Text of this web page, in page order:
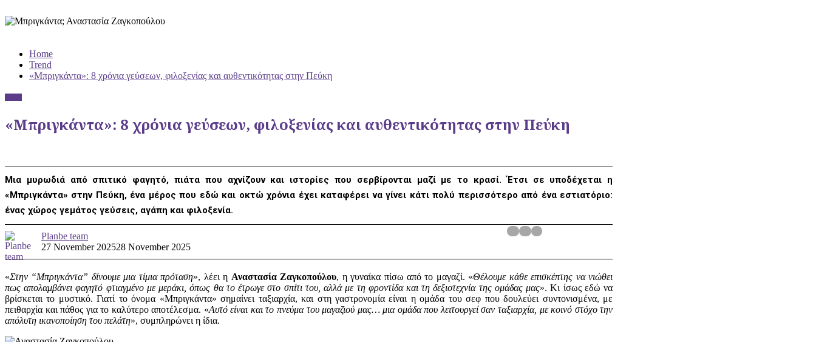
Home
Trend
«Μπριγκάντα»: 8 χρόνια γεύσεων, φιλοξενίας και αυθεντικότητας στην Πεύκη
«Μπριγκάντα»: 8 χρόνια γεύσεων, φιλοξενίας και αυθεντικότητας στην Πεύκη
Μια μυρωδιά από σπιτικό φαγητό, πιάτα που αχνίζουν και ιστορίες που σερβίρονται μαζί με το κρασί. Έτσι σε υποδέχεται η
«Μπριγκάντα» στην Πεύκη, ένα μέρος που εδώ και οκτώ χρόνια έχει καταφέρει να γίνει κάτι πολύ περισσότερο από ένα εστιατόριο:
ένας χώρος γεμάτος γεύσεις, αγάπη και φιλοξενία.
Planbe team
27 November 202528 November 2025
«Στην “Μπριγκάντα” δίνουμε μια τίμια πρόταση», λέει η Αναστασία Ζαγκοπούλου, η γυναίκα πίσω από το μαγαζί. «Θέλουμε κάθε επισκέπτης να νιώθει
πως απολαμβάνει φαγητό φτιαγμένο με μεράκι, όπως θα το έτρωγε στο σπίτι του, αλλά με τη φροντίδα και τη δεξιοτεχνία της ομάδας μας». Κι ίσως εδώ να
βρίσκεται το μυστικό. Γιατί το όνομα «Μπριγκάντα» σημαίνει ταξιαρχία, και στη γαστρονομία είναι η ομάδα του σεφ που δουλεύει συντονισμένα, με
πειθαρχία και πάθος για το καλύτερο αποτέλεσμα. «Αυτό είναι και το πνεύμα του μαγαζιού μας… μια ομάδα που λειτουργεί σαν ταξιαρχία, με κοινό στόχο την
απόλυτη ικανοποίηση του πελάτη», συμπληρώνει η ίδια.